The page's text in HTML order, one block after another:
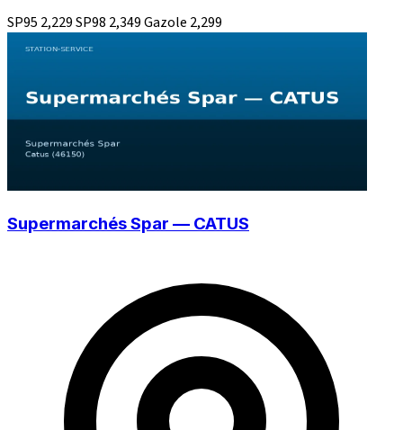
SP95 2,229SP98 2,349Gazole 2,299
Supermarchés Spar — CATUS